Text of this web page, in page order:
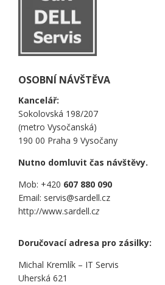
OSOBNÍ NÁVŠTĚVA
Kancelář:
Sokolovská 198/207
(metro Vysočanská)
190 00 Praha 9 Vysočany
Nutno domluvit čas návštěvy.
Mob: +420 607 880 090
Email: servis@sardell.cz
http://www.sardell.cz
Doručovací adresa pro zásilky:
Michal Kremlík – IT Servis
Uherská 621